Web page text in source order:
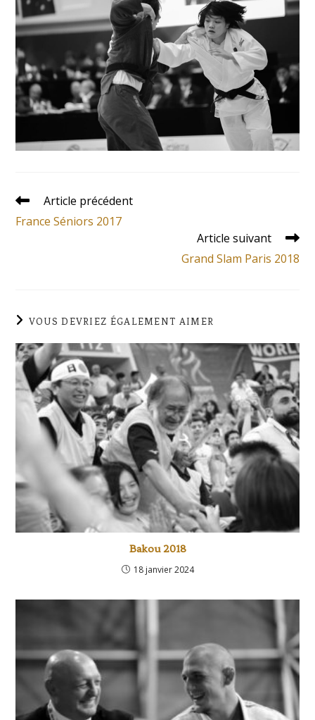
Article précédent
France Séniors 2017
Article suivant
Grand Slam Paris 2018
VOUS DEVRIEZ ÉGALEMENT AIMER
Bakou 2018
18 janvier 2024